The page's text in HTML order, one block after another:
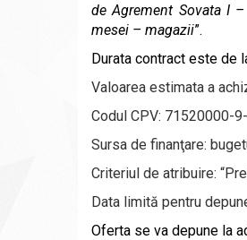
de Agrement Sovata I
mesei – magazii”.
Durata contract este de
Valoarea estimata a
Codul CPV: 71520000-
Sursa de finanţare:
Criteriul de atribuire:
Data limită pentru
Oferta se va depune la